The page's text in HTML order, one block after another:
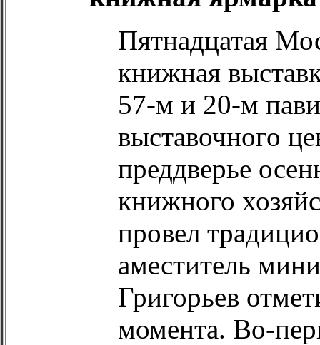
Пятнадцатая
книжная
57-м и 20-м
выставочного
преддверье
книжного
провел
аместитель
Григорьев
момента. Во-